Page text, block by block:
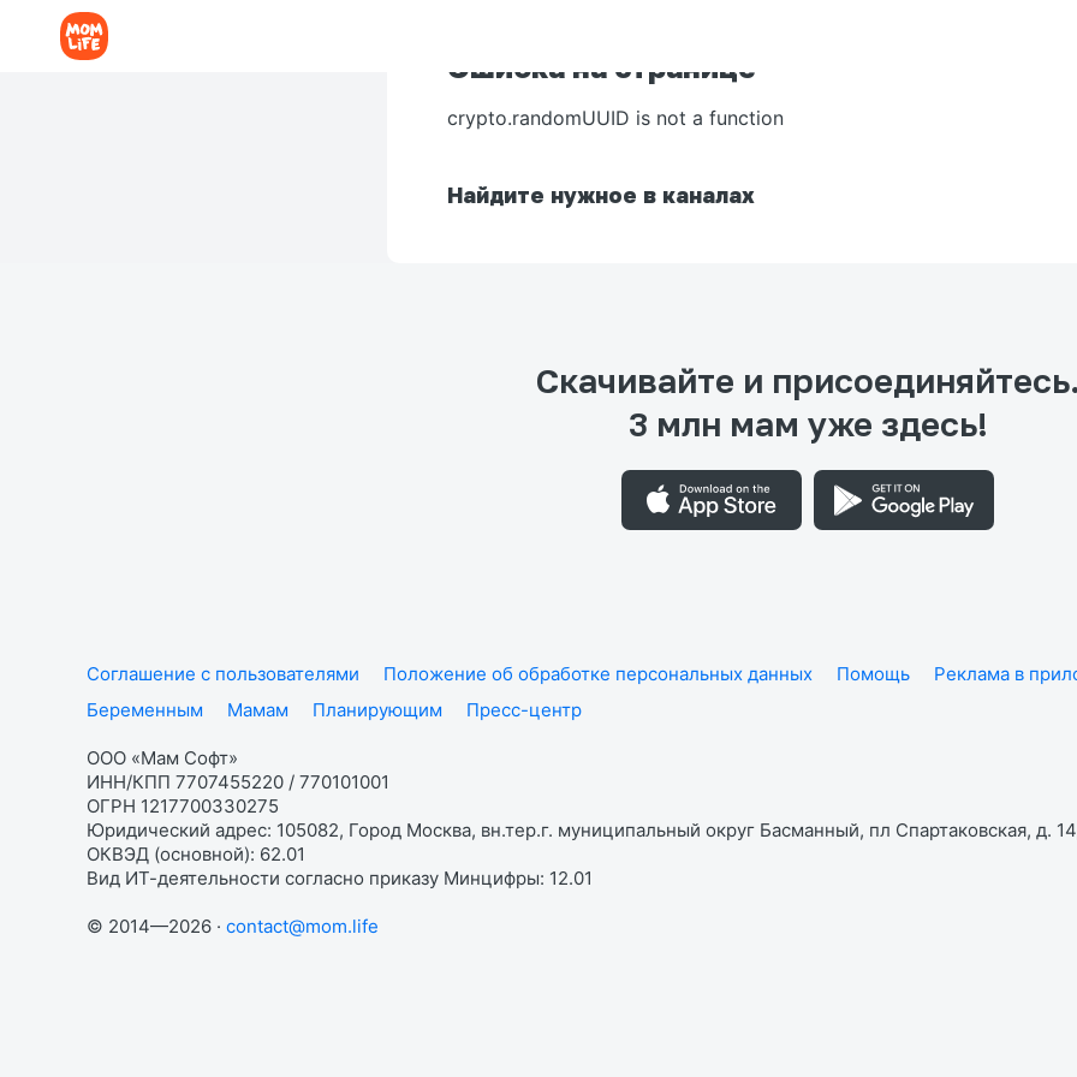
Ошибка на странице
crypto.randomUUID is not a function
Найдите нужное в каналах
Скачивайте и присоединяйтесь.
3 млн мам уже здесь!
Соглашение с пользователями Положение об обработке персональных данных Помощь Реклама в
Беременным
Мамам Планирующим Пресс-центр
ООО «Мам Софт»
ИНН/КПП 7707455220 / 770101001
ОГРН 1217700330275
Юридический адрес: 105082, Город Москва, вн.тер.г. муниципальный округ Басманный, пл Спартаковская, д.
ОКВЭД (основной): 62.01
Вид ИТ-деятельности согласно приказу Минцифры: 12.01
© 2014—2026 · contact@mom.life